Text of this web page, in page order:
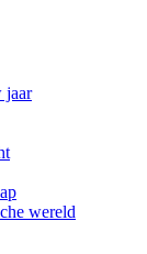
jaar
wereld